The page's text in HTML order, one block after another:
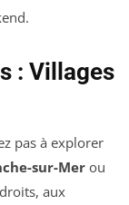
: Villages
pas à explorer
sur-Mer ou
aux